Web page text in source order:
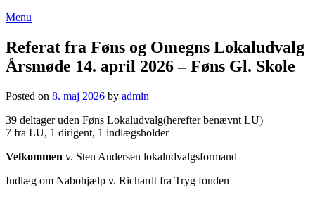
Menu
Referat fra Føns og Omegns Lokaludvalg
Årsmøde 14. april 2026 – Føns Gl. Skole
Posted on 8. maj 2026 by admin
39 deltager uden Føns Lokaludvalg(herefter benævnt LU)
7 fra LU, 1 dirigent, 1 indlægsholder
Velkommen v. Sten Andersen lokaludvalgsformand
Indlæg om Nabohjælp v. Richardt fra Tryg fonden